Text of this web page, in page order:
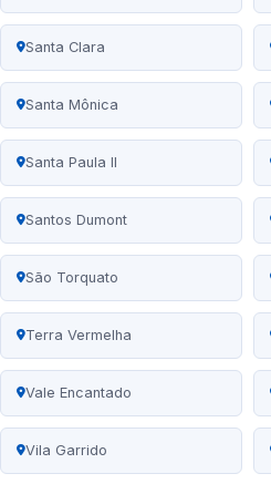
Santa Clara
Santa Mônica
Santa Paula II
Santos Dumont
São Torquato
Terra Vermelha
Vale Encantado
Vila Garrido